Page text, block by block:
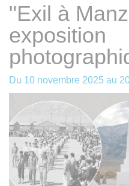
"Exil à
exposition
Du 10 novembre 2025 au